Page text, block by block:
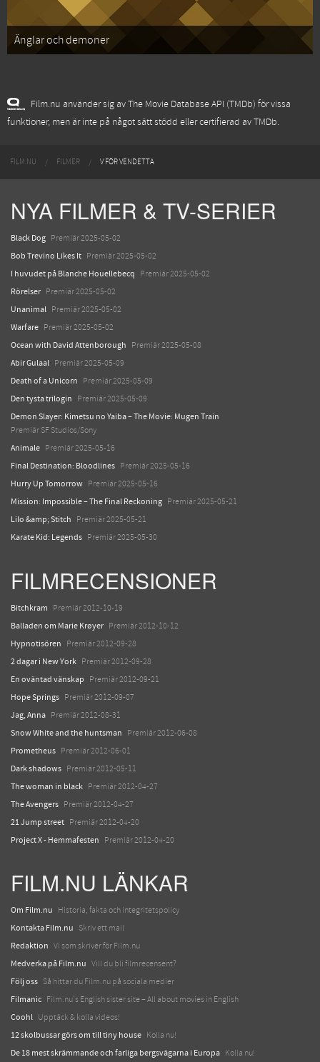
Änglar och demoner
Film.nu använder sig av The Movie Database API (TMDb) för vissa
funktioner, men är inte på något sätt stödd eller certifierad av TMDb.
FILM.NU FILMER V FÖR VENDETTA
NYA FILMER & TV-SERIER
Black Dog Premiär 2025-05-02
Bob Trevino Likes It Premiär 2025-05-02
I huvudet på Blanche Houellebecq Premiär 2025-05-02
Rörelser Premiär 2025-05-02
Unanimal Premiär 2025-05-02
Warfare Premiär 2025-05-02
Ocean with David Attenborough Premiär 2025-05-08
Abir Gulaal Premiär 2025-05-09
Death of a Unicorn Premiär 2025-05-09
Den tysta trilogin Premiär 2025-05-09
Demon Slayer: Kimetsu no Yaiba – The Movie: Mugen Train
Premiär SF Studios/Sony
Animale Premiär 2025-05-16
Final Destination: Bloodlines Premiär 2025-05-16
Hurry Up Tomorrow Premiär 2025-05-16
Mission: Impossible – The Final Reckoning Premiär 2025-05-21
Lilo &amp; Stitch Premiär 2025-05-21
Karate Kid: Legends Premiär 2025-05-30
FILMRECENSIONER
Bitchkram Premiär 2012-10-19
Balladen om Marie Krøyer Premiär 2012-10-12
Hypnotisören Premiär 2012-09-28
2 dagar i New York Premiär 2012-09-28
En oväntad vänskap Premiär 2012-09-21
Hope Springs Premiär 2012-09-07
Jag, Anna Premiär 2012-08-31
Snow White and the huntsman Premiär 2012-06-08
Prometheus Premiär 2012-06-01
Dark shadows Premiär 2012-05-11
The woman in black Premiär 2012-04-27
The Avengers Premiär 2012-04-27
21 Jump street Premiär 2012-04-20
Project X - Hemmafesten Premiär 2012-04-20
FILM.NU LÄNKAR
Om Film.nu Historia, fakta och integritetspolicy
Kontakta Film.nu Skriv ett mail
Redaktion Vi som skriver för Film.nu
Medverka på Film.nu Vill du bli filmrecensent?
Följ oss Så hittar du Film.nu på sociala medier
Filmanic Film.nu's English sister site – All about movies in English
Coohl Upptäck & kolla videos!
12 skolbussar görs om till tiny house Kolla nu!
De 18 mest skrämmande och farliga bergsvägarna i Europa Kolla nu!